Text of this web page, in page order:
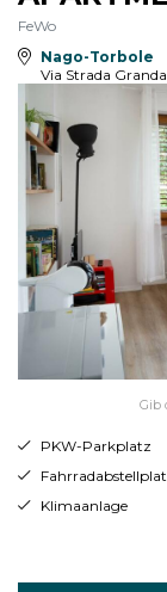
FeWo
Nago-Torbole
Via Strada
Gib
PKW-Parkplatz
Klimaanlage